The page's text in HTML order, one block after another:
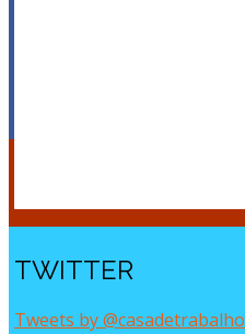
TWITTER
Tweets by @casadetrabalho